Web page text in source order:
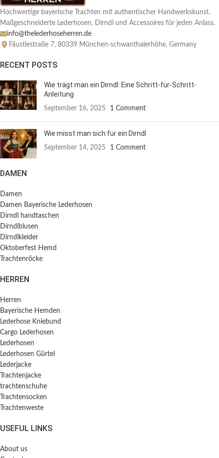
Hochwertige bayerische Trachten mit authentischer Handwerkskunst.
Maßgeschneiderte Lederhosen, Dirndl und Accessoires für jeden Anlass.
info@thelederhoseherren.de
Fäustlestraße 7, 80339 München-schwanthalerhöhe, Germany
RECENT POSTS
Wie trägt man ein Dirndl: Eine Schritt-für-Schritt-
Anleitung
September 16, 2025 1 Comment
Wie misst man sich für ein Dirndl
September 14, 2025 1 Comment
DAMEN
Damen
Damen Bayerische Lederhosen
Dirndl handtaschen
Dirndlblusen
Dirndlkleider
Oktoberfest Hemd
Trachtenröcke
HERREN
Herren
Bayerische Hemden​
Lederhose Kniebund
Cargo Lederhosen
Lederhosen
Lederhosen Gürtel
Lederjacke
Trachtenjacke
trachtenschuhe
Trachtensocken
Trachtenweste
USEFUL LINKS
About us